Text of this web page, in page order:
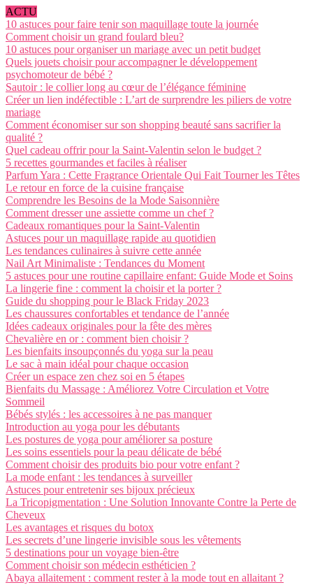
ACTU
10 astuces pour faire tenir son maquillage toute la journée
Comment choisir un grand foulard bleu?
10 astuces pour organiser un mariage avec un petit budget
Quels jouets choisir pour accompagner le développement
psychomoteur de bébé ?
Sautoir : le collier long au cœur de l’élégance féminine
Créer un lien indéfectible : L’art de surprendre les piliers de votre
mariage
Comment économiser sur son shopping beauté sans sacrifier la
qualité ?
Quel cadeau offrir pour la Saint-Valentin selon le budget ?
5 recettes gourmandes et faciles à réaliser
Parfum Yara : Cette Fragrance Orientale Qui Fait Tourner les Têtes
Le retour en force de la cuisine française
Comprendre les Besoins de la Mode Saisonnière
Comment dresser une assiette comme un chef ?
Cadeaux romantiques pour la Saint-Valentin
Astuces pour un maquillage rapide au quotidien
Les tendances culinaires à suivre cette année
Nail Art Minimaliste : Tendances du Moment
5 astuces pour une routine capillaire enfant: Guide Mode et Soins
La lingerie fine : comment la choisir et la porter ?
Guide du shopping pour le Black Friday 2023
Les chaussures confortables et tendance de l’année
Idées cadeaux originales pour la fête des mères
Chevalière en or : comment bien choisir ?
Les bienfaits insoupçonnés du yoga sur la peau
Le sac à main idéal pour chaque occasion
Créer un espace zen chez soi en 5 étapes
Bienfaits du Massage : Améliorez Votre Circulation et Votre
Sommeil
Bébés stylés : les accessoires à ne pas manquer
Introduction au yoga pour les débutants
Les postures de yoga pour améliorer sa posture
Les soins essentiels pour la peau délicate de bébé
Comment choisir des produits bio pour votre enfant ?
La mode enfant : les tendances à surveiller
Astuces pour entretenir ses bijoux précieux
La Tricopigmentation : Une Solution Innovante Contre la Perte de
Cheveux
Les avantages et risques du botox
Les secrets d’une lingerie invisible sous les vêtements
5 destinations pour un voyage bien-être
Comment choisir son médecin esthéticien ?
Abaya allaitement : comment rester à la mode tout en allaitant ?